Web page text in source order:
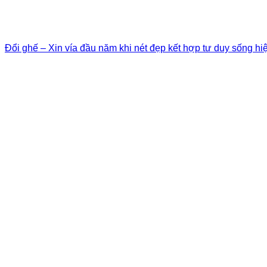
Đổi ghế – Xin vía đầu năm khi nét đẹp kết hợp tư duy sống